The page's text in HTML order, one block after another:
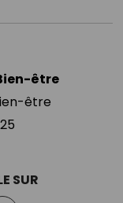
être
être
SUR